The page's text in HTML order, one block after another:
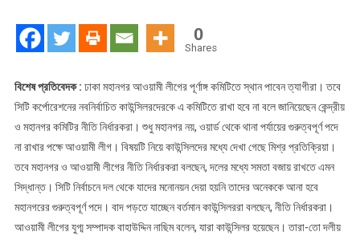
পদ
কাউন্সিলররা
0
Shares
বিশেষ প্রতিবেদক : ঢাকা মহানগর আওয়ামী লীগের পূর্ণাঙ্গ কমিটিতে স্থান পাবেন ত্যাগীরা। তবে
সিটি কর্পোরেশনের নবনির্বাচিত কাউন্সিলরদেরকে এ কমিটিতে রাখা হবে না বলে জানিয়েছেন কেন্দ্রীয়
ও মহানগর কমিটির নীতি নির্ধারকরা। শুধু মহানগর নয়, ওয়ার্ড থেকে থানা পর্যায়ের গুরুত্বপূর্ণ পদে
না রাখার পক্ষে আওয়ামী লীগ। বিষয়টি নিয়ে কাউন্সিলদের মধ্যে দেখা গেছে মিশ্র প্রতিক্রিয়া।
তবে মহানগর ও আওয়ামী লীগের নীতি নির্ধারকরা বলছেন, দলের মধ্যে সমতা বজায় রাখতে এমন
সিদ্ধান্ত। সিটি নির্বাচনে দল থেকে যাদের মনোনয়ন দেয়া হয়নি তাদের অনেককে আনা হবে
মহানগরের গুরুত্বপূর্ণ পদে। বাদ পড়তে যাচ্ছেন বর্তমান কাউন্সিলররা বলছেন, নীতি নির্ধারকরা।
আওয়ামী লীগের যুগ্ম সম্পাদক বাহাউদ্দিন নাছিম বলেন, যারা কাউন্সিলর হয়েছেন। তারা-তো দলীয়